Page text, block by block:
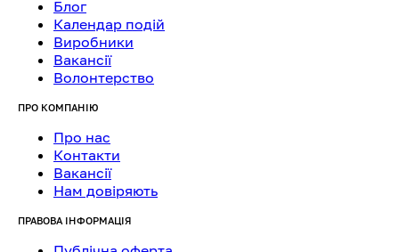
Блог
Календар подій
Виробники
Вакансії
Волонтерство
ПРО КОМПАНІЮ
Про нас
Контакти
Вакансії
Нам довіряють
ПРАВОВА ІНФОРМАЦІЯ